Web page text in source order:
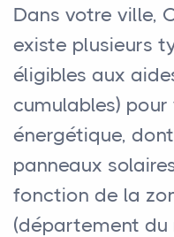
Dans votre ville,
existe plusieurs
éligibles aux
cumulables)
énergétique,
panneaux
fonction de la
(département du